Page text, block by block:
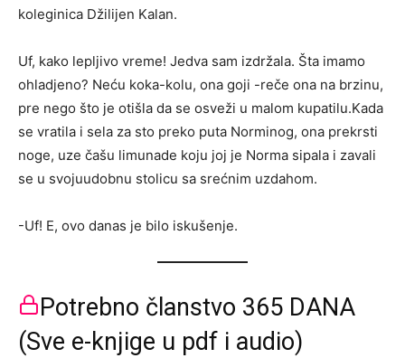
koleginica Džilijen Kalan.
Uf, kako lepljivo vreme! Jedva sam izdržala. Šta imamo
ohladjeno? Neću koka-kolu, ona goji -reče ona na brzinu,
pre nego što je otišla da se osveži u malom kupatilu.Kada
se vratila i sela za sto preko puta Norminog, ona prekrsti
noge, uze čašu limunade koju joj je Norma sipala i zavali
se u svojuudobnu stolicu sa srećnim uzdahom.
-Uf! E, ovo danas je bilo iskušenje.
Potrebno članstvo 365 DANA
(Sve e-knjige u pdf i audio)